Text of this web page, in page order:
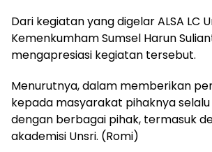
Dari kegiatan yang digelar ALSA LC
Kemenkumham Sumsel Harun
mengapresiasi kegiatan tersebut.
Menurutnya, dalam memberikan
kepada masyarakat pihaknya
dengan berbagai pihak, termasuk
akademisi Unsri. (Romi)